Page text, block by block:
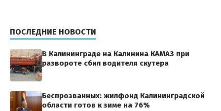
ПОСЛЕДНИЕ НОВОСТИ
В Калининграде на Калинина КАМАЗ при
развороте сбил водителя скутера
Беспрозванных: жилфонд Калининградской
области готов к зиме на 76%